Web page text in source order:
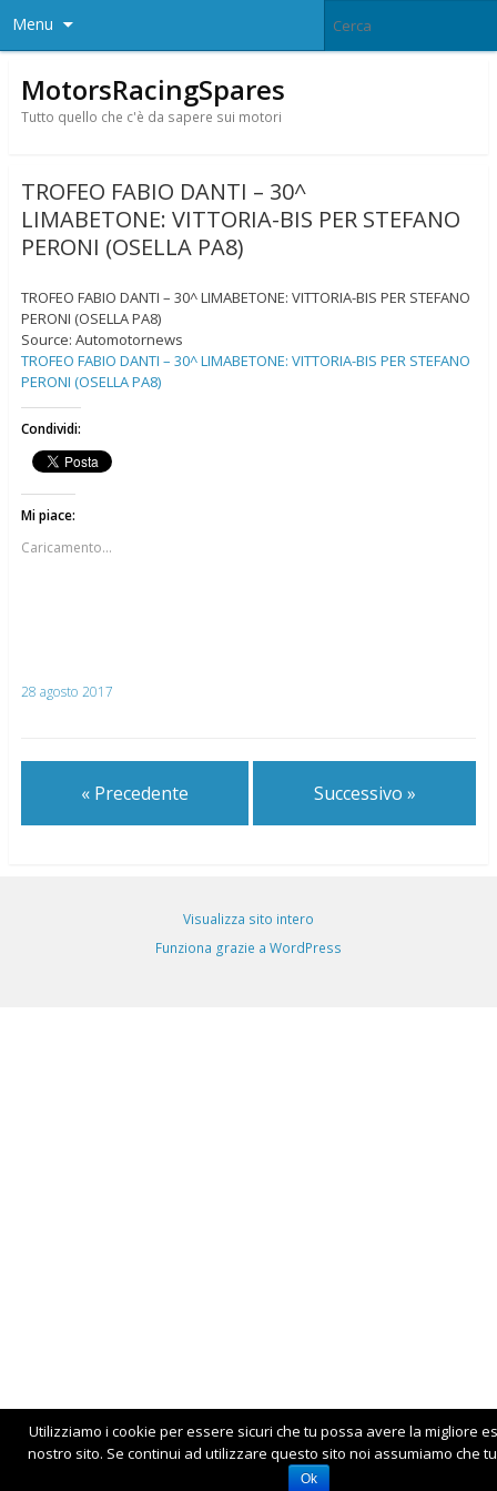
Menu
MotorsRacingSpares
Tutto quello che c'è da sapere sui motori
TROFEO FABIO DANTI – 30^
LIMABETONE: VITTORIA-BIS PER STEFANO
PERONI (OSELLA PA8)
TROFEO FABIO DANTI – 30^ LIMABETONE: VITTORIA-BIS PER STEFANO
PERONI (OSELLA PA8)
Source: Automotornews
TROFEO FABIO DANTI – 30^ LIMABETONE: VITTORIA-BIS PER STEFANO
PERONI (OSELLA PA8)
Condividi:
Mi piace:
Caricamento...
28 agosto 2017
« Precedente Successivo »
Visualizza sito intero
Funziona grazie a WordPress
Utilizziamo i cookie per essere sicuri che tu possa avere la migliore
nostro sito. Se continui ad utilizzare questo sito noi assumiamo che
Ok